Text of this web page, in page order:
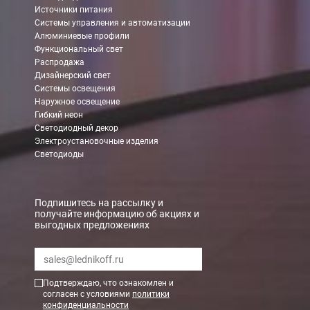
Источники питания
Системы управления и автоматизации
Алюминиевые профили
Функциональный свет
Распродажа
Дизайнерский свет
Системы освещения
Наружное освещение
Гибкий неон
Светодиодный декор
Электроустановочные изделия
Светодиоды
Подпишитесь на рассылку и
получайте информацию об акциях и
выгодных предложениях
Подтверждаю, что ознакомлен и
согласен с условиями политики
конфиденциальности